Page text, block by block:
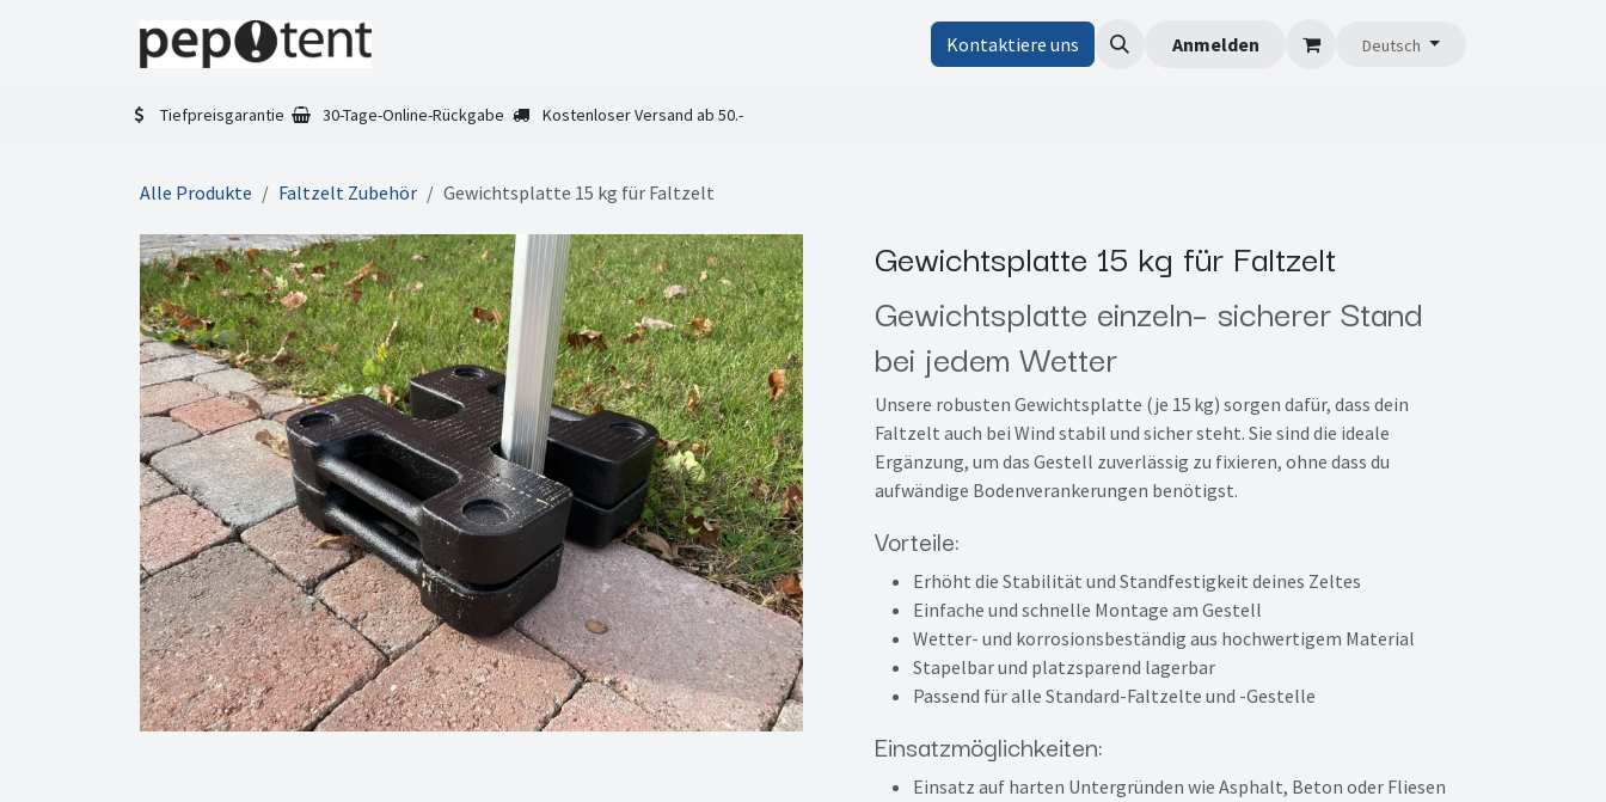
UnternehmenKontaktiere uns Anmelden Deutsch
Tiefpreisgarantie 30-Tage-Online-Rückgabe Kostenloser Versand ab 50.-
Alle Produkte Faltzelt Zubehör Gewichtsplatte 15 kg für Faltzelt
Gewichtsplatte 15 kg für Faltzelt
Gewichtsplatte einzeln– sicherer Stand
bei jedem Wetter
Unsere robusten Gewichtsplatte (je 15 kg) sorgen dafür, dass dein
Faltzelt auch bei Wind stabil und sicher steht. Sie sind die ideale
Ergänzung, um das Gestell zuverlässig zu fixieren, ohne dass du
aufwändige Bodenverankerungen benötigst.
Vorteile:
Erhöht die Stabilität und Standfestigkeit deines Zeltes
Einfache und schnelle Montage am Gestell
Wetter- und korrosionsbeständig aus hochwertigem Material
Stapelbar und platzsparend lagerbar
Passend für alle Standard-Faltzelte und -Gestelle
Einsatzmöglichkeiten:
Einsatz auf harten Untergründen wie Asphalt, Beton oder Fliesen